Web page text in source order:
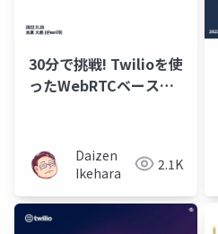
30分で挑戦! Twilioを使
ったWebRTCベースの
Daizen
Ikehara
2.1K